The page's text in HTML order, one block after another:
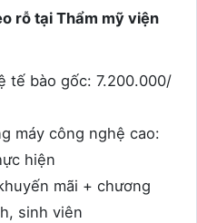
rỗ tại Thẩm mỹ viện
tế bào gốc: 7.200.000/
máy công nghệ cao:
hiện
mãi + chương
sinh viên